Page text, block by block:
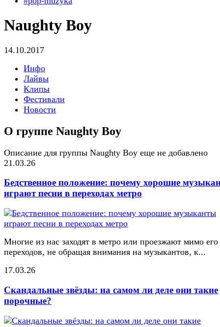
Naughty Boy
14.10.2017
Инфо
Лайвы
Клипы
Фестивали
Новости
О группе Naughty Boy
Описание для группы Naughty Boy еще не добавлено
21.03.26
Бедственное положение: почему хорошие
играют песни в переходах метро
Многие из нас заходят в метро или проезжают мимо его
переходов, не обращая внимания на музыкантов, к...
17.03.26
Скандальные звёзды: на самом ли деле они такие
порочные?